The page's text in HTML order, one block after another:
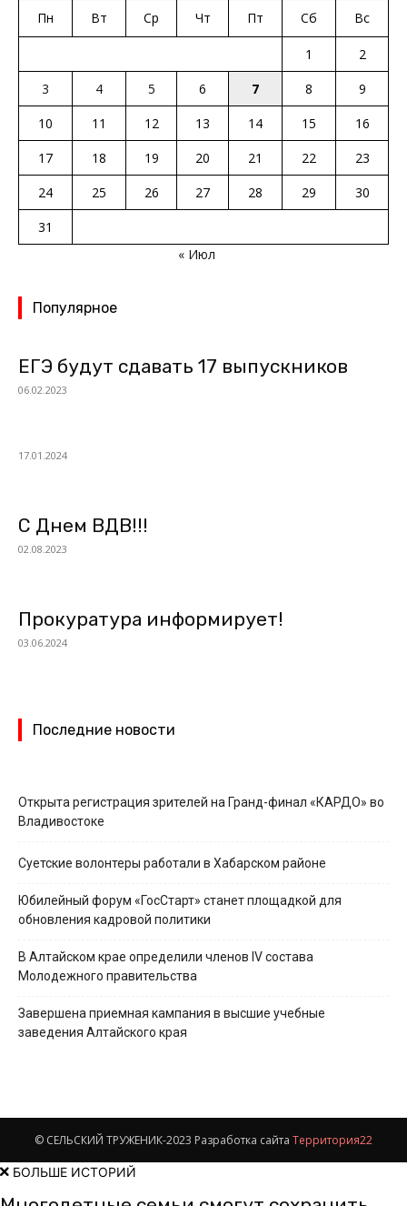
Пн Вт Ср Чт Пт Сб Вс
1
2
3
4 5 6 7 8
9
10
11 12 13 14 15
16
17
18 19 20 21 22
23
24
25 26 27 28 29
30
31
« Июл
Популярное
ЕГЭ будут сдавать 17 выпускников
06.02.2023
17.01.2024
С Днем ВДВ!!!
02.08.2023
Прокуратура информирует!
03.06.2024
Последние новости
Открыта регистрация зрителей на Гранд-финал «КАРДО» во
Владивостоке
Суетские волонтеры работали в Хабарском районе
Юбилейный форум «ГосСтарт» станет площадкой для
обновления кадровой политики
В Алтайском крае определили членов IV состава
Молодежного правительства
Завершена приемная кампания в высшие учебные
заведения Алтайского края
© СЕЛЬСКИЙ ТРУЖЕНИК-2023 Разработка сайта Территория22
БОЛЬШЕ ИСТОРИЙ